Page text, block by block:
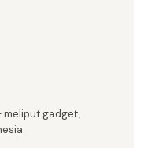
meliput gadget,